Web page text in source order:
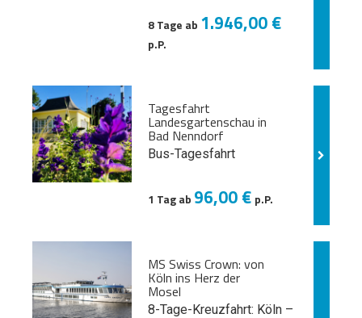
8 Tage ab 1.946,00 €
p.P.
Tagesfahrt
Landesgartenschau in
Bad Nenndorf
Bus-Tagesfahrt
1 Tag ab 96,00 € p.P.
MS Swiss Crown: von
Köln ins Herz der
Mosel
8-Tage-Kreuzfahrt: Köln –